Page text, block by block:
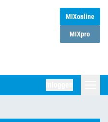
MIXonline
MIXpro